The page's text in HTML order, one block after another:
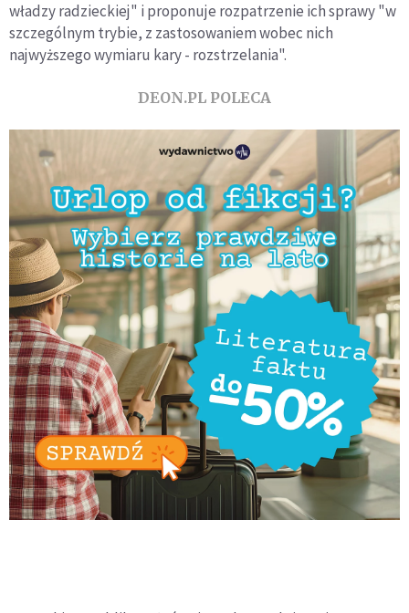
władzy radzieckiej" i proponuje rozpatrzenie ich sprawy "w
szczególnym trybie, z zastosowaniem wobec nich
najwyższego wymiaru kary - rozstrzelania".
DEON.PL POLECA